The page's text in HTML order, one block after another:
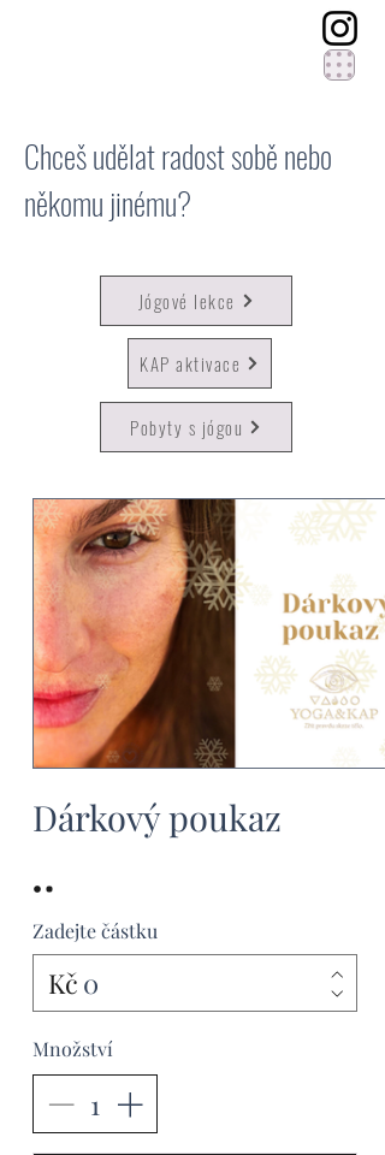
Chceš udělat radost sobě nebo
někomu jinému?
Jógové lekce
KAP aktivace
Pobyty s jógou
Dárkový poukaz
Zadejte částku
Kč
Množství